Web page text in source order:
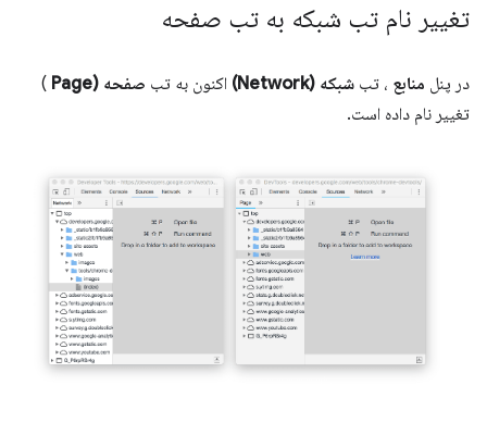
تغییر نام تب شبکه به تب صفحه
در پنل منابع ، تب شبکه (Network) اکنون به تب صفحه (Page
)
تغییر نام داده است.